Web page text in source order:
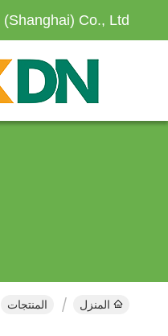
Co., Ltd.
المنزل المنتجات